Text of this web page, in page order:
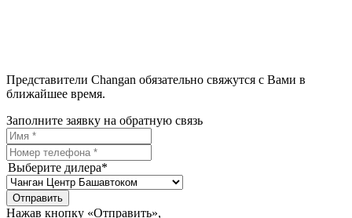
Представители Changan обязательно свяжутся с Вами в
ближайшее время.
Заполните заявку на обратную связь
Выберите дилера*
Отправить
Нажав кнопку «Отправить»,